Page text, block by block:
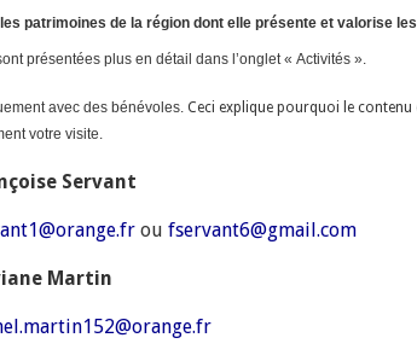
patrimoines de la région dont elle présente et valorise
présentées plus en détail dans l’onglet « Activités ».
avec des bénévoles. Ceci explique pourquoi le
nt votre visite.
Servant
ou fservant6@gmail.com
Martin